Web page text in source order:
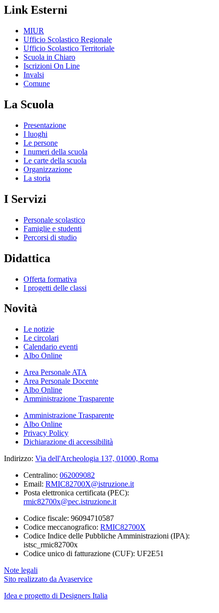
Link Esterni
MIUR
Ufficio Scolastico Regionale
Ufficio Scolastico Territoriale
Scuola in Chiaro
Iscrizioni On Line
Invalsi
Comune
La Scuola
Presentazione
I luoghi
Le persone
I numeri della scuola
Le carte della scuola
Organizzazione
La storia
I Servizi
Personale scolastico
Famiglie e studenti
Percorsi di studio
Didattica
Offerta formativa
I progetti delle classi
Novità
Le notizie
Le circolari
Calendario eventi
Albo Online
Area Personale ATA
Area Personale Docente
Albo Online
Amministrazione Trasparente
Amministrazione Trasparente
Albo Online
Privacy Policy
Dichiarazione di accessibilità
Indirizzo: Via dell'Archeologia 137, 01000, Roma
Centralino: 062009082
Email: RMIC82700X@istruzione.it
Posta elettronica certificata (PEC):
rmic82700x@pec.istruzione.it
Codice fiscale: 96094710587
Codice meccanografico: RMIC82700X
Codice Indice delle Pubbliche Amministrazioni (IPA):
istsc_rmic82700x
Codice unico di fatturazione (CUF): UF2E51
Note legali
Sito realizzato da Avaservice
Idea e progetto di Designers Italia